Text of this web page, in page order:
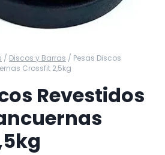
/ Discos y Barras / Pesas Discos
Crossfit 2,5kg
Revestidos